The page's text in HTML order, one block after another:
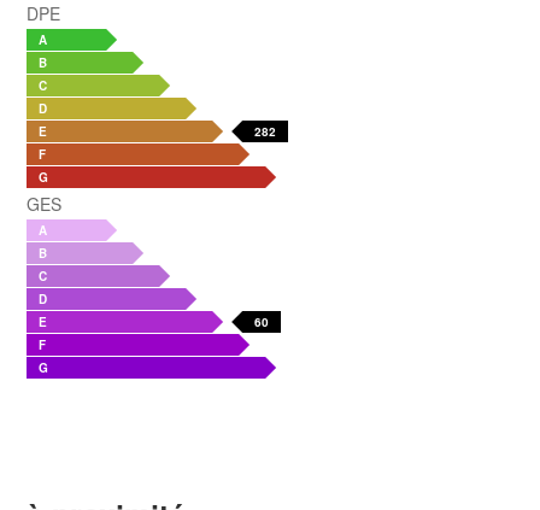
DPE
A
B
C
D
E
282
F
G
GES
A
B
C
D
E
60
F
G